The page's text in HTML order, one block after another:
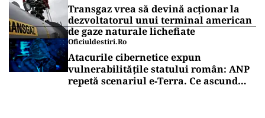
Transgaz vrea să devină acționar la
dezvoltatorul unui terminal american
de gaze naturale lichefiate
Oficiuldestiri.ro
Atacurile cibernetice expun
vulnerabilitățile statului român: ANP
repetă scenariul e‑Terra. Ce ascund